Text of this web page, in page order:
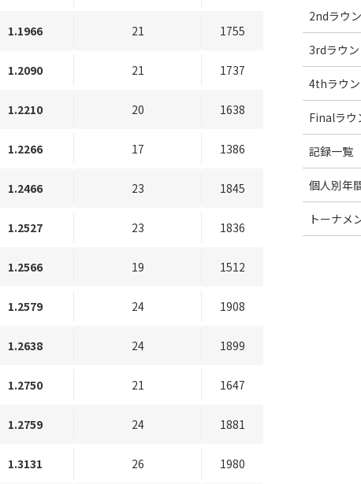
1.1966 21 1755
1.2090 21 1737
1.2210 20 1638
1.2266 17 1386
1.2466 23 1845
1.2527 23 1836
1.2566 19 1512
1.2579 24 1908
1.2638 24 1899
1.2750 21 1647
1.2759 24 1881
1.3131 26 1980
2ndラウ
3rdラウ
4thラウ
Finalラウ
記録一覧
個人別年
トーナメ